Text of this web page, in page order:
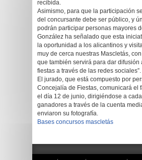
recibida.
Asimismo, para que la participación
del concursante debe ser público, y
podrán participar personas mayores
González ha señalado que esta
la oportunidad a los alicantinos y
muy de cerca nuestras Mascletás,
que también servirá para dar difusión
fiestas a través de las redes sociales”.
El jurado, que está compuesto por
Concejalía de Fiestas, comunicará el
el día 12 de junio, dirigiéndose a
ganadores a través de la cuenta
enviaron su fotografía.
Bases concursos mascletás